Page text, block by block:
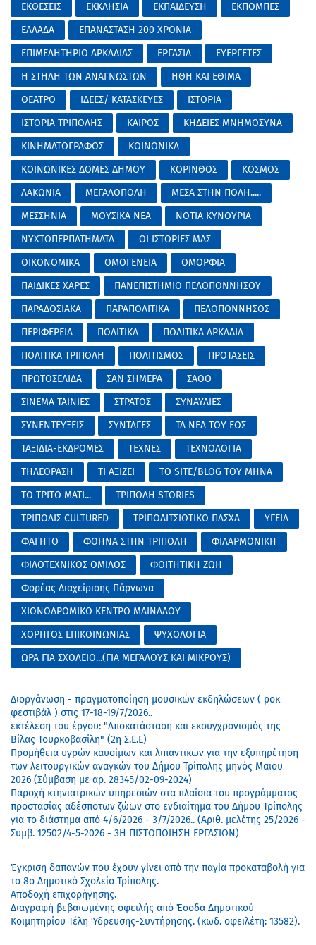
ΕΚΘΕΣΕΙΣ
ΕΚΚΛΗΣΙΑ ΕΚΠΑΙΔΕΥΣΗ
ΕΚΠΟΜΠΕΣ
ΕΛΛΑΔΑ
ΕΠΑΝΑΣΤΑΣΗ 200 ΧΡΟΝΙΑ
ΕΠΙΜΕΛΗΤΗΡΙΟ ΑΡΚΑΔΙΑΣ
ΕΡΓΑΣΙΑ
ΕΥΕΡΓΕΤΕΣ
Η ΣΤΗΛΗ ΤΩΝ ΑΝΑΓΝΩΣΤΩΝ
ΗΘΗ ΚΑΙ ΕΘΙΜΑ
ΘΕΑΤΡΟ
ΙΔΕΕΣ/ ΚΑΤΑΣΚΕΥΕΣ
ΙΣΤΟΡΙΑ
ΙΣΤΟΡΙΑ ΤΡΙΠΟΛΗΣ
ΚΑΙΡΟΣ
ΚΗΔΕΙΕΣ ΜΝΗΜΟΣΥΝΑ
ΚΙΝΗΜΑΤΟΓΡΑΦΟΣ
ΚΟΙΝΩΝΙΚΑ
ΚΟΙΝΩΝΙΚΕΣ ΔΟΜΕΣ ΔΗΜΟΥ
ΚΟΡΙΝΘΟΣ
ΚΟΣΜΟΣ
ΛΑΚΩΝΙΑ
ΜΕΓΑΛΟΠΟΛΗ
ΜΕΣΑ ΣΤΗΝ ΠΟΛΗ.....
ΜΕΣΣΗΝΙΑ
ΜΟΥΣΙΚΑ ΝΕΑ
ΝΟΤΙΑ ΚΥΝΟΥΡΙΑ
ΝΥΧΤΟΠΕΡΠΑΤΗΜΑΤΑ
ΟΙ ΙΣΤΟΡΙΕΣ ΜΑΣ
ΟΙΚΟΝΟΜΙΚΑ
ΟΜΟΓΕΝΕΙΑ
ΟΜΟΡΦΙΑ
ΠΑΙΔΙΚΕΣ ΧΑΡΕΣ
ΠΑΝΕΠΙΣΤΗΜΙΟ ΠΕΛΟΠΟΝΝΗΣΟΥ
ΠΑΡΑΔΟΣΙΑΚΑ
ΠΑΡΑΠΟΛΙΤΙΚΑ
ΠΕΛΟΠΟΝΝΗΣΟΣ
ΠΕΡΙΦΕΡΕΙΑ
ΠΟΛΙΤΙΚΑ
ΠΟΛΙΤΙΚΑ ΑΡΚΑΔΙΑ
ΠΟΛΙΤΙΚΑ ΤΡΙΠΟΛΗ
ΠΟΛΙΤΙΣΜΟΣ
ΠΡΟΤΑΣΕΙΣ
ΠΡΩΤΟΣΕΛΙΔΑ
ΣΑΝ ΣΗΜΕΡΑ
ΣΑΟΟ
ΣΙΝΕΜΑ ΤΑΙΝΙΕΣ
ΣΤΡΑΤΟΣ
ΣΥΝΑΥΛΙΕΣ
ΣΥΝΕΝΤΕΥΞΕΙΣ
ΣΥΝΤΑΓΕΣ
ΤΑ ΝΕΑ ΤΟΥ ΕΟΣ
ΤΑΞΙΔΙΑ-ΕΚΔΡΟΜΕΣ
ΤΕΧΝΕΣ
ΤΕΧΝΟΛΟΓΙΑ
ΤΗΛΕΟΡΑΣΗ
ΤΙ ΑΞΙΖΕΙ
ΤΟ SITE/BLOG ΤΟΥ ΜΗΝΑ
ΤΟ ΤΡΙΤΟ ΜΑΤΙ...
ΤΡΙΠΟΛΗ STORIES
ΤΡΙΠΟΛΙΣ CULTURED
ΤΡΙΠΟΛΙΤΣΙΩΤΙΚΟ ΠΑΣΧΑ
ΥΓΕΙΑ
ΦΑΓΗΤΟ
ΦΘΗΝΑ ΣΤΗΝ ΤΡΙΠΟΛΗ
ΦΙΛΑΡΜΟΝΙΚΗ
ΦΙΛΟΤΕΧΝΙΚΟΣ ΟΜΙΛΟΣ
ΦΟΙΤΗΤΙΚΗ ΖΩΗ
Φορέας Διαχείρισης Πάρνωνα
ΧΙΟΝΟΔΡΟΜΙΚΟ ΚΕΝΤΡΟ ΜΑΙΝΑΛΟΥ
ΧΟΡΗΓΟΣ ΕΠΙΚΟΙΝΩΝΙΑΣ
ΨΥΧΟΛΟΓΙΑ
ΩΡΑ ΓΙΑ ΣΧΟΛΕΙΟ...(ΓΙΑ ΜΕΓΑΛΟΥΣ ΚΑΙ ΜΙΚΡΟΥΣ)
Διοργάνωση - πραγματοποίηση μουσικών εκδηλώσεων ( ροκ
φεστιβάλ ) στις 17-18-19/7/2026..
εκτέλεση του έργου: "Αποκατάσταση και εκσυγχρονισμός της
Βίλας Τουρκοβασίλη" (2η Σ.Ε.Ε)
Προμήθεια υγρών καυσίμων και λιπαντικών για την εξυπηρέτηση
των λειτουργικών αναγκών του Δήμου Τρίπολης μηνός Μαϊου
2026 (Σύμβαση με αρ. 28345/02-09-2024)
Παροχή κτηνιατρικών υπηρεσιών στα πλαίσια του προγράμματος
προστασίας αδέσποτων ζώων στο ενδιαίτημα του Δήμου Τρίπολης
για το διάστημα από 4/6/2026 - 3/7/2026.. (Αριθ. μελέτης 25/2026 -
Συμβ. 12502/4-5-2026 - 3Η ΠΙΣΤΟΠΟΙΗΣΗ ΕΡΓΑΣΙΩΝ)
Έγκριση δαπανών που έχουν γίνει από την παγία προκαταβολή για
το 8ο Δημοτικό Σχολείο Τρίπολης.
Αποδοχή επιχορήγησης.
Διαγραφή βεβαιωμένης οφειλής από Έσοδα Δημοτικού
Κοιμητηρίου Τέλη Ύδρευσης-Συντήρησης. (κωδ. οφειλέτη: 13582).